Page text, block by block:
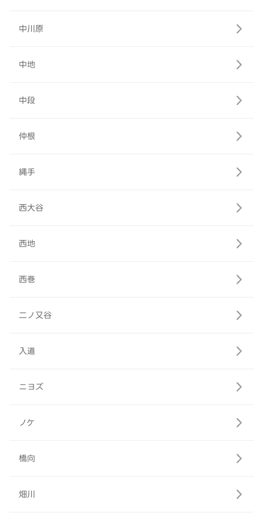
中川原
中地
中段
仲根
縄手
西大谷
西地
西巻
二ノ又谷
入道
ニヨズ
ノケ
橋向
畑川